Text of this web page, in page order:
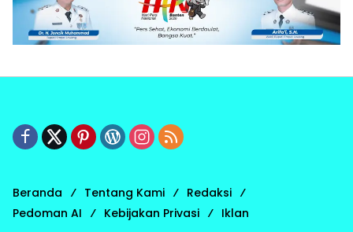
Beranda Tentang Kami
Redaksi
Pedoman AI
Kebijakan Privasi Iklan